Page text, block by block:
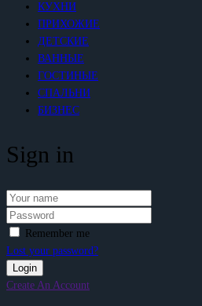
КУХНИ
ПРИХОЖИЕ
ДЕТСКИЕ
ВАННЫЕ
ГОСТИНЫЕ
СПАЛЬНИ
БИЗНЕС
Sign in
Remember me
Lost your password?
Create An Account